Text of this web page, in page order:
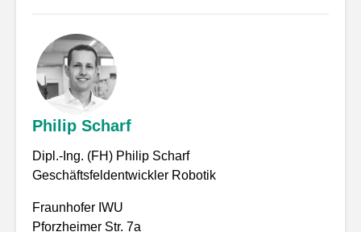
Philip Scharf
Dipl.-Ing. (FH) Philip Scharf
Geschäftsfeldentwickler Robotik
Fraunhofer IWU
Pforzheimer Str. 7a